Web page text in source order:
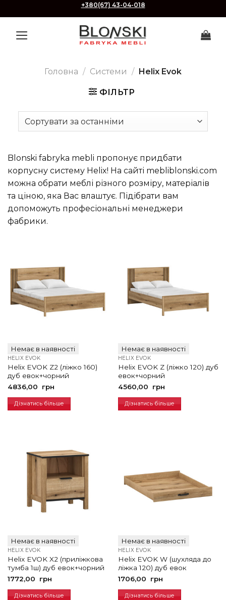
to
content
+380(67) 43-04-018
Головна / Системи / Helix Evok
ФІЛЬТР
Blonski fabryka mebli пропонує придбати
корпусну систему Helix! На сайті mebliblonski.com
можна обрати меблі різного розміру, матеріалів
та ціною, яка Вас влаштує. Підібрати вам
допоможуть професіональні менеджери
фабрики.
Немає в наявності
HELIX EVOK
Helix EVOK Z2 (ліжко 160)
дуб евок+чорний
4836,00
грн
Дізнатись більше
Немає в наявності
HELIX EVOK
Helix EVOK Z (ліжко 120) дуб
евок+чорний
4560,00
грн
Дізнатись більше
Немає в наявності
HELIX EVOK
Helix EVOK X2 (приліжкова
тумба 1ш) дуб евок+чорний
1772,00
грн
Дізнатись більше
Немає в наявності
HELIX EVOK
Helix EVOK W (шухляда до
ліжка 120) дуб евок
1706,00
грн
Дізнатись більше